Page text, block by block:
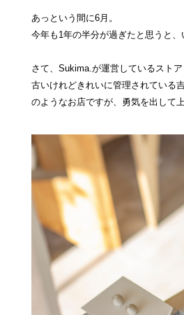
あっという間に6月。
今年も1年の半分が過ぎたと思うと
さて、Sukima.が運営しているスト
古いけれどきれいに管理されている
のようなお店ですが、勇気を出して